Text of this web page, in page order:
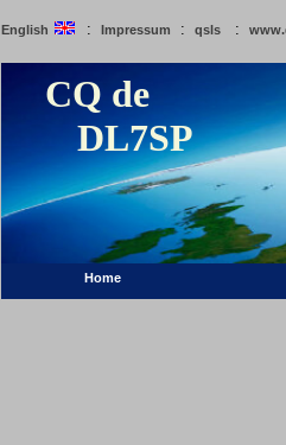
English : Impressum : qsls :
CQ de
DL7SP
Home